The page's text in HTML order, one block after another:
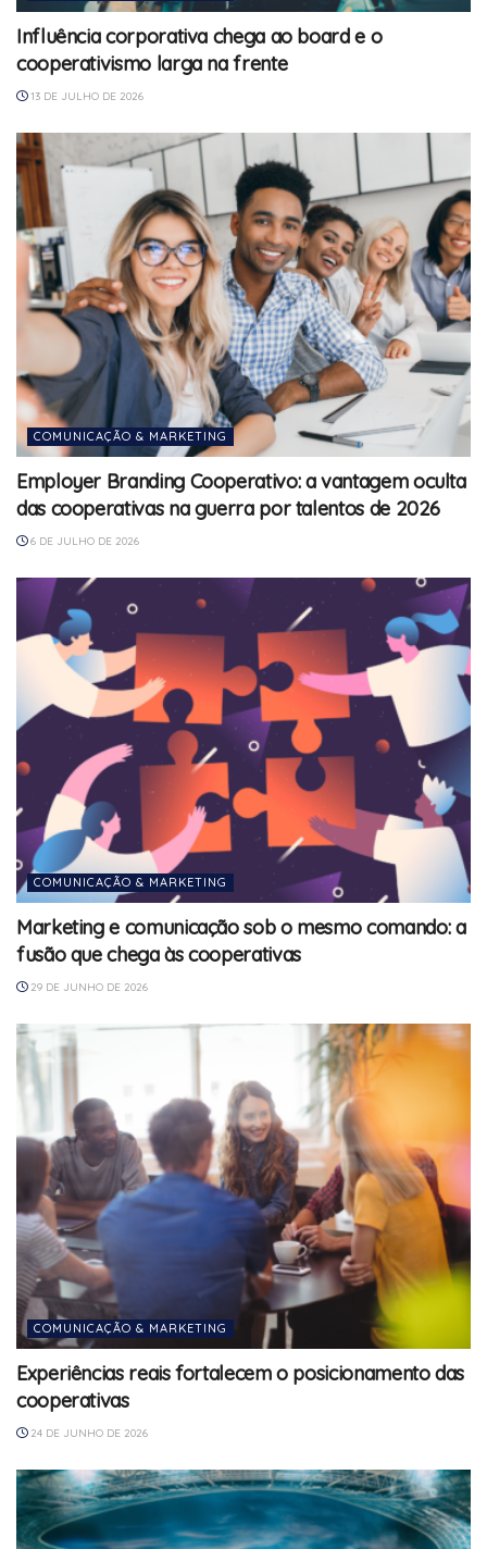
Influência corporativa chega ao board e o
cooperativismo larga na frente
13 DE JULHO DE 2026
COMUNICAÇÃO & MARKETING
Employer Branding Cooperativo: a vantagem oculta
das cooperativas na guerra por talentos de 2026
6 DE JULHO DE 2026
COMUNICAÇÃO & MARKETING
Marketing e comunicação sob o mesmo comando: a
fusão que chega às cooperativas
29 DE JUNHO DE 2026
COMUNICAÇÃO & MARKETING
Experiências reais fortalecem o posicionamento das
cooperativas
24 DE JUNHO DE 2026